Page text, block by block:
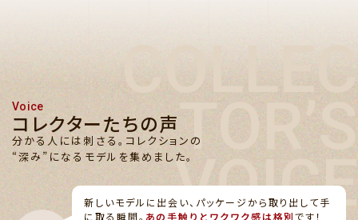
Voice
コレクターたちの声
分かる人には刺さる。コレクションの
“深み”になるモデルを集めました。
新しいモデルに出会い、パッケージから取り出して手
に取る瞬間。 あの手触りとワクワク感は格別です！
COLLEC
TOR’S
VOICE